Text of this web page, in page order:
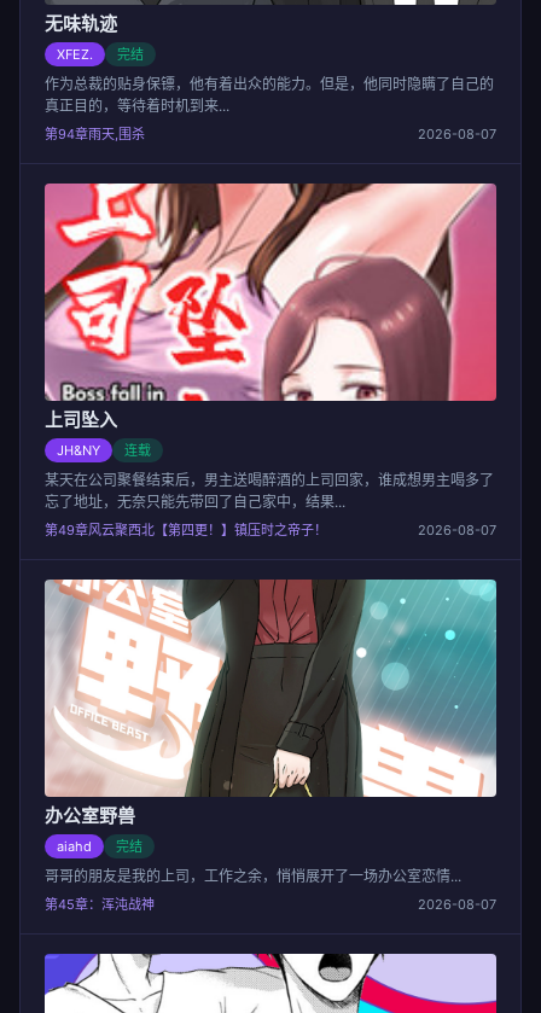
无味轨迹
XFEZ. 完结
作为总裁的贴身保镖，他有着出众的能力。但是，他同时隐瞒了自己的
真正目的，等待着时机到来...
第94章雨天,围杀 2026-08-07
上司坠入
JH&NY 连载
某天在公司聚餐结束后，男主送喝醉酒的上司回家，谁成想男主喝多了
忘了地址，无奈只能先带回了自己家中，结果...
第49章风云聚西北【第四更！】镇压时之帝子！ 2026-08-07
办公室野兽
aiahd 完结
哥哥的朋友是我的上司，工作之余，悄悄展开了一场办公室恋情...
第45章：浑沌战神 2026-08-07